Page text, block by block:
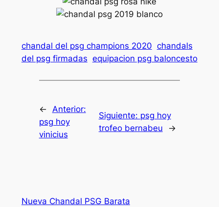
chandal del psg champions 2020 chandals
del psg firmadas equipacion psg baloncesto
←
Anterior:
psg hoy
vinicius
Siguiente: psg hoy
trofeo bernabeu
→
Nueva Chandal PSG Barata